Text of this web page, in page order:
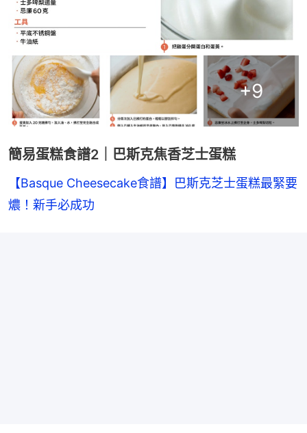
+9
簡易蛋糕食譜2｜巴斯克焦香芝士蛋糕
【Basque Cheesecake食譜】巴斯克芝士蛋糕最緊要
燶！新手必成功